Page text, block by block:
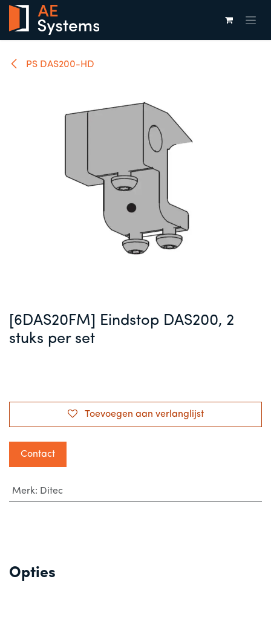
Overslaan naar inhoud
PS DAS200-HD
[6DAS20FM] Eindstop DAS200, 2
stuks per set
Toevoegen aan verlanglijst
Contact
Merk: Ditec
Opties